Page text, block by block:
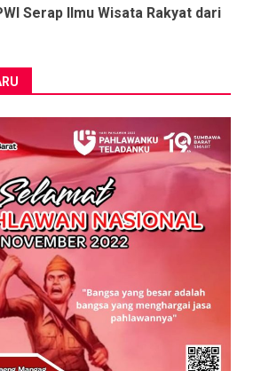
Serap Ilmu Wisata Rakyat dari